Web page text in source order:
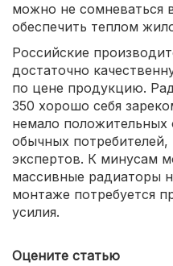
можно не сомневаться
обеспечить теплом
Российские
достаточно
по цене продукцию.
350 хорошо себя
немало положительных
обычных
экспертов. К минусам
массивные радиаторы
монтаже потребуется
усилия.
Оцените статью